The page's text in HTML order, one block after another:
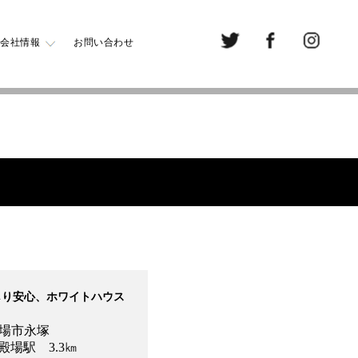
会社情報 お問い合わせ
安心、ホワイトハウス
永塚
駅 3.3㎞